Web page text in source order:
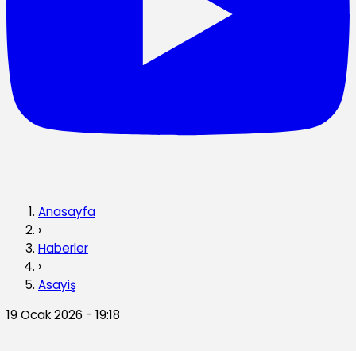
Anasayfa
›
Haberler
›
Asayiş
19 Ocak 2026 - 19:18